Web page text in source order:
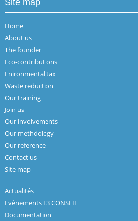
Site map
Home
About us
The founder
Eco-contributions
Enironmental tax
Waste reduction
Our training
Join us
Our involvements
Our methdology
Our reference
Contact us
Site map
Actualités
Evènements E3 CONSEIL
Documentation